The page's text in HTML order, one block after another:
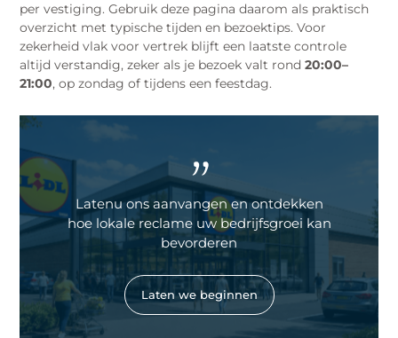
per vestiging. Gebruik deze pagina daarom als praktisch
overzicht met typische tijden en bezoektips. Voor
zekerheid vlak voor vertrek blijft een laatste controle
altijd verstandig, zeker als je bezoek valt rond20:00–
21:00, op zondag of tijdens een feestdag.
"
Latenu ons aanvangen en ontdekken
hoe lokale reclame uw bedrijfsgroei kan
bevorderen
Laten we beginnen